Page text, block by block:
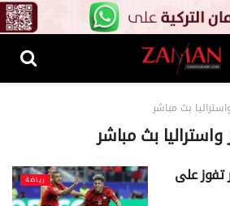
بث مباشر
بث مباشر
رياضة مصر تفوز على